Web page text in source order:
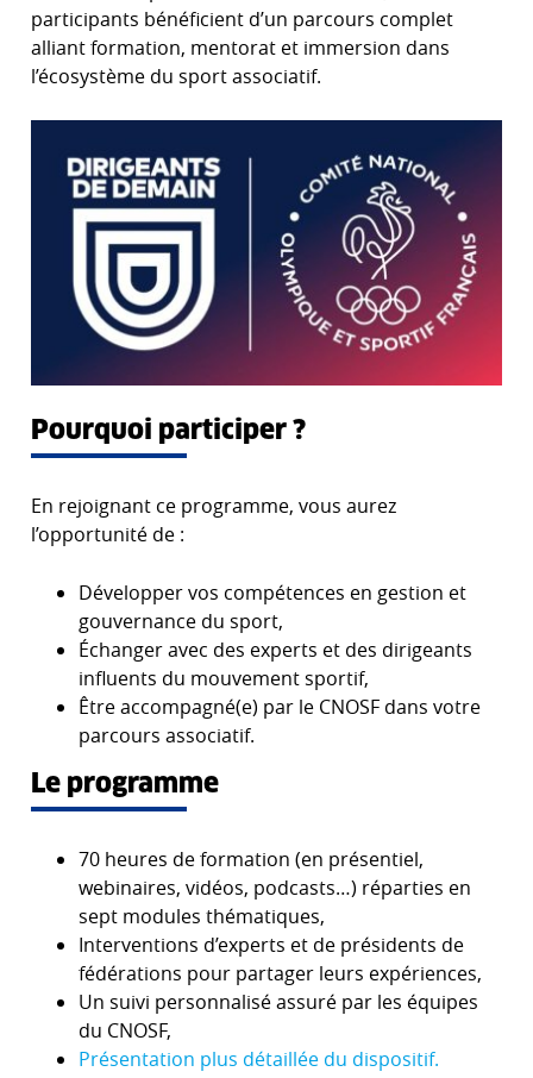
participants bénéficient d’un parcours complet
alliant formation, mentorat et immersion dans
l’écosystème du sport associatif.
Pourquoi participer ?
En rejoignant ce programme, vous aurez
l’opportunité de :
Développer vos compétences en gestion et
gouvernance du sport,
Échanger avec des experts et des dirigeants
influents du mouvement sportif,
Être accompagné(e) par le CNOSF dans votre
parcours associatif.
Le programme
70 heures de formation (en présentiel,
webinaires, vidéos, podcasts…) réparties en
sept modules thématiques,
Interventions d’experts et de présidents de
fédérations pour partager leurs expériences,
Un suivi personnalisé assuré par les équipes
du CNOSF,
Présentation plus détaillée du dispositif.